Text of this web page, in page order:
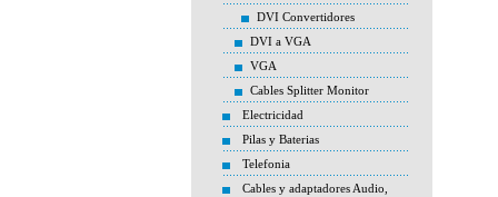
DVI Convertidores
DVI a VGA
VGA
Cables Splitter Monitor
Electricidad
Pilas y Baterias
Telefonia
Cables y adaptadores Audio,